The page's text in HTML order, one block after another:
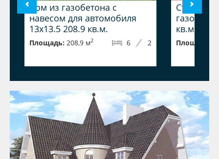
Дом из газобетона с
навесом для автомобиля
13x13.5 208.9 кв.м.
Площадь: 208,9 м2 2
6
кв.м.
Площадь: